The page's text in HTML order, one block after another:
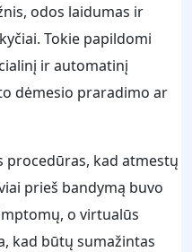
odos laidumas ir
Tokie papildomi
ir automatinį
dėmesio praradimo ar
procedūras, kad atmestų
prieš bandymą buvo
o virtualūs
kad būtų sumažintas